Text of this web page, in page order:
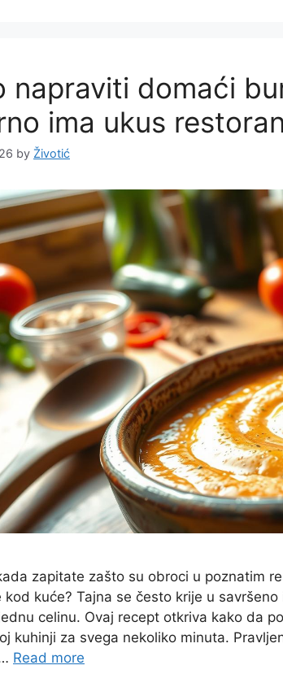
napraviti domaći
ima ukus
by Životić
zapitate zašto su obroci u poznatim
kod kuće? Tajna se često krije u
celinu. Ovaj recept otkriva kako da
kuhinji za svega nekoliko minuta.
Read more